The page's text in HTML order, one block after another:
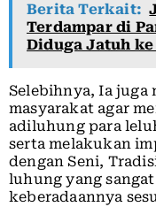
Berita Terkait:
Terdampar di
Diduga Jatuh
Selebihnya, Ia juga
masyarakat agar
adiluhung para
serta melakukan
dengan Seni,
luhung yang
keberadaannya